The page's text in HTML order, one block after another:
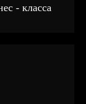
- класса